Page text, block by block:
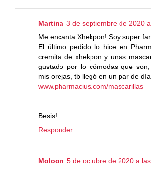
Martina 3 de septiembre de 2020
Me encanta Xhekpon! Soy super
El último pedido lo hice en
cremita de xhekpon y unas
gustado por lo cómodas que
mis orejas, tb llegó en un par de
www.pharmacius.com/mascarillas
Besis!
Responder
Moloon 5 de octubre de 2020 a las